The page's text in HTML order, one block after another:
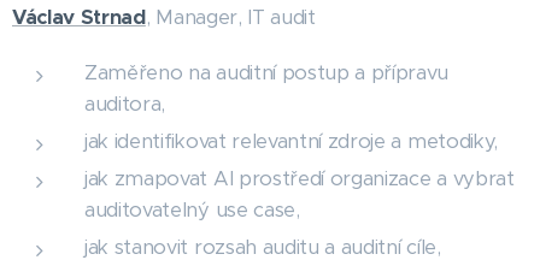
Václav Strnad, Manager, IT audit
Zaměřeno na auditní postup a přípravu
auditora,
jak identifikovat relevantní zdroje a metodiky,
jak zmapovat AI prostředí organizace a vybrat
auditovatelný use case,
jak stanovit rozsah auditu a auditní cíle,